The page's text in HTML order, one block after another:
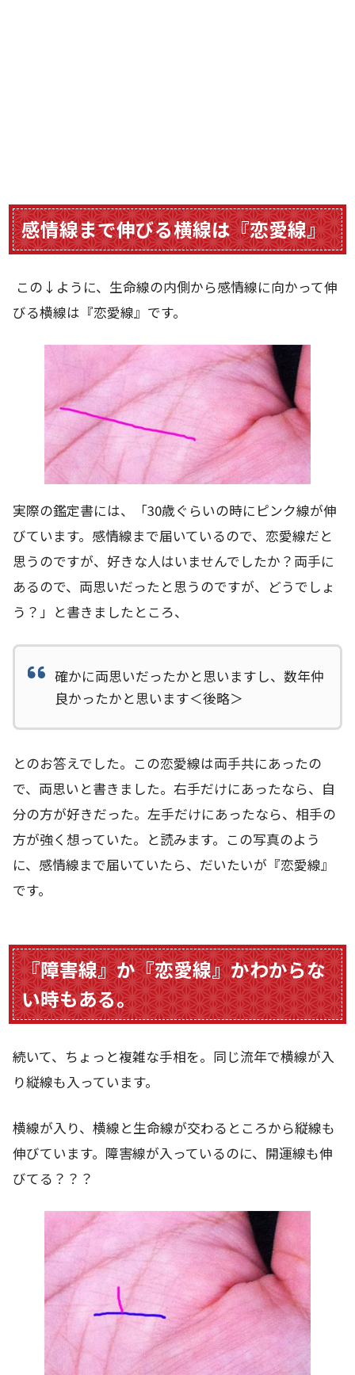
感情線まで伸びる横線は『恋愛線』
この↓ように、生命線の内側から感情線に向かって伸
びる横線は『恋愛線』です。
実際の鑑定書には、「30歳ぐらいの時にピンク線が伸
びています。感情線まで届いているので、恋愛線だと
思うのですが、好きな人はいませんでしたか？両手に
あるので、両思いだったと思うのですが、どうでしょ
う？」と書きましたところ、
確かに両思いだったかと思いますし、数年仲
良かったかと思います＜後略＞
とのお答えでした。この恋愛線は両手共にあったの
で、両思いと書きました。右手だけにあったなら、自
分の方が好きだった。左手だけにあったなら、相手の
方が強く想っていた。と読みます。この写真のよう
に、感情線まで届いていたら、だいたいが『恋愛線』
です。
『障害線』か『恋愛線』かわからな
い時もある。
続いて、ちょっと複雑な手相を。同じ流年で横線が入
り縦線も入っています。
横線が入り、横線と生命線が交わるところから縦線も
伸びています。障害線が入っているのに、開運線も伸
びてる？？？